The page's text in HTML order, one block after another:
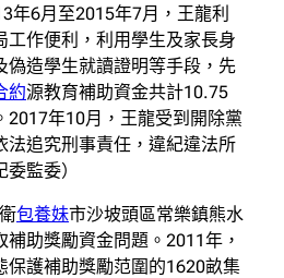
年6月至2015年7月，王龍利
工作便利，利用學生及家長身
偽造學生就讀證明等手段，先
約源教育補助資金共計10.75
2017年10月，王龍受到開除黨
法追究刑事責任，違紀違法所
監委）
包養妹市沙坡頭區常樂鎮熊水
助獎勵資金問題。2011年，
保護補助獎勵范圍的1620畝集